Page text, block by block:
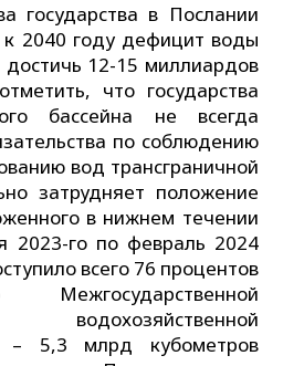
государства в Послании
к 2040 году дефицит воды
12-15 миллиардов
что государства
бассейна не всегда
по соблюдению
вод трансграничной
затрудняет положение
в нижнем течении
2023-го по февраль 2024
всего 76 процентов
Межгосударственной
водохозяйственной
– 5,3 млрд кубометров